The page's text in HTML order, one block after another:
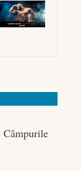
Câmpurile